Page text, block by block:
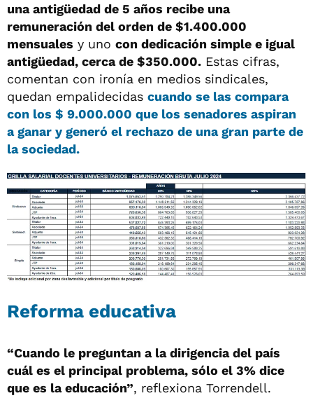
una antigüedad de 5 años recibe una
remuneración del orden de $1.400.000
mensuales y uno con dedicación simple e igual
antigüedad, cerca de $350.000. Estas cifras,
comentan con ironía en medios sindicales,
quedan empalidecidas cuando se las compara
con los $ 9.000.000 que los senadores aspiran
a ganar y generó el rechazo de una gran parte de
la sociedad.
Reforma educativa
“Cuando le preguntan a la dirigencia del país
cuál es el principal problema, sólo el 3% dice
que es la educación”, reflexiona Torrendell.